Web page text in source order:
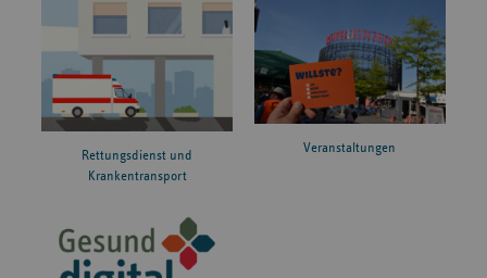
Rettungsdienst und
Krankentransport
Veranstaltungen